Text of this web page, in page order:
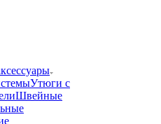
Утюги с
Швейные